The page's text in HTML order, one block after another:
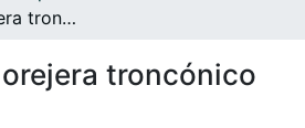
Colgante de orejera troncónico
troncónico